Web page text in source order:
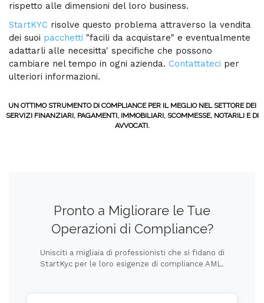
rispetto alle dimensioni del loro business.
StartKYC risolve questo problema attraverso la vendita
dei suoi pacchetti "facili da acquistare" e eventualmente
adattarli alle necesitta' specifiche che possono
cambiare nel tempo in ogni azienda. Contattateci per
ulteriori informazioni.
UN OTTIMO STRUMENTO DI COMPLIANCE PER IL MEGLIO NEL SETTORE DEI
SERVIZI FINANZIARI, PAGAMENTI, IMMOBILIARI, SCOMMESSE, NOTARILI E DI
AVVOCATI.
Pronto a Migliorare le Tue
Operazioni di Compliance?
Unisciti a migliaia di professionisti che si fidano di
StartKyc per le loro esigenze di compliance AML.